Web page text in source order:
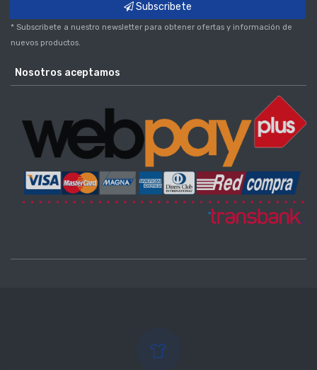
Subscribete
* Subscribete a nuestro newsletter para obtener ofertas y información de
nuevos productos.
Nosotros aceptamos